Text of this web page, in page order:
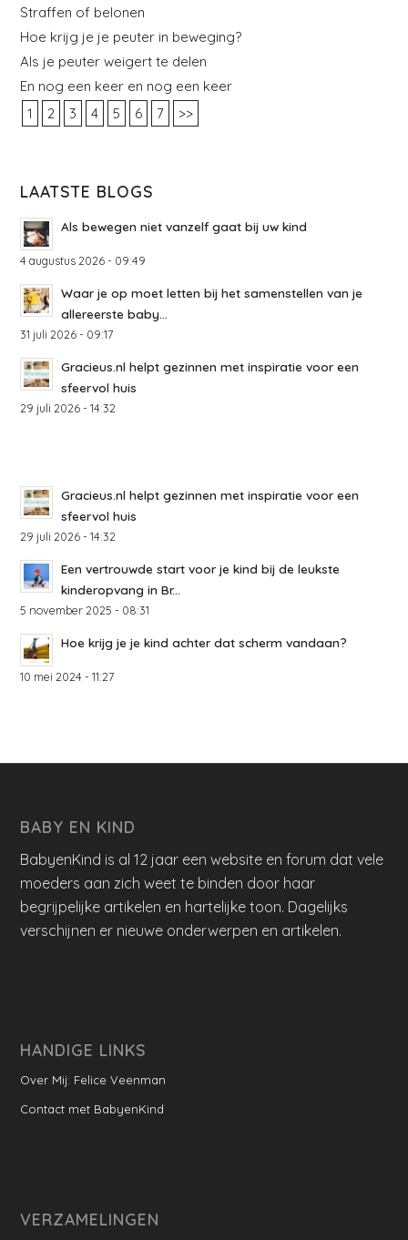
Straffen of belonen
Hoe krijg je je peuter in beweging?
Als je peuter weigert te delen
En nog een keer en nog een keer
1
2 3 4 5 6 7 >>
LAATSTE BLOGS
Als bewegen niet vanzelf gaat bij uw kind
4 augustus 2026 - 09:49
Waar je op moet letten bij het samenstellen van je
allereerste baby...
31 juli 2026 - 09:17
Gracieus.nl helpt gezinnen met inspiratie voor een
sfeervol huis
29 juli 2026 - 14:32
Gracieus.nl helpt gezinnen met inspiratie voor een
sfeervol huis
29 juli 2026 - 14:32
Een vertrouwde start voor je kind bij de leukste
kinderopvang in Br...
5 november 2025 - 08:31
Hoe krijg je je kind achter dat scherm vandaan?
10 mei 2024 - 11:27
BABY EN KIND
BabyenKind is al 12 jaar een website en forum dat vele
moeders aan zich weet te binden door haar
begrijpelijke artikelen en hartelijke toon. Dagelijks
verschijnen er nieuwe onderwerpen en artikelen.
HANDIGE LINKS
Over Mij: Felice Veenman
Contact met BabyenKind
VERZAMELINGEN